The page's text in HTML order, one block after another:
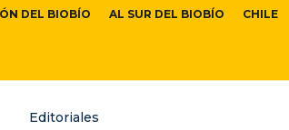
DEL BIOBÍO AL SUR DEL BIOBÍO CHILE
Editoriales